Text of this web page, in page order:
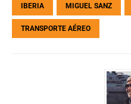
IBERIA MIGUEL SANZ
TRANSPORTE AÉREO